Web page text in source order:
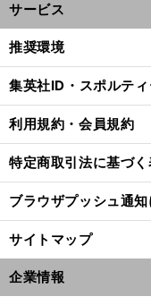
サービス
推奨環境
集英社ID・スポルテ
利用規約・会員規約
特定商取引法に基づ
ブラウザプッシュ通
サイトマップ
企業情報